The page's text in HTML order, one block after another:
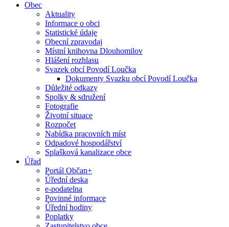
Obec
Aktuality
Informace o obci
Statistické údaje
Obecní zpravodaj
Místní knihovna Dlouhomilov
Hlášení rozhlasu
Svazek obcí Povodí Loučka
Dokumenty Svazku obcí Povodí Loučka
Důležité odkazy
Spolky & sdružení
Fotografie
Životní situace
Rozpočet
Nabídka pracovních míst
Odpadové hospodářství
Splašková kanalizace obce
Úřad
Portál Občan+
Úřední deska
e-podatelna
Povinné informace
Úřední hodiny
Poplatky